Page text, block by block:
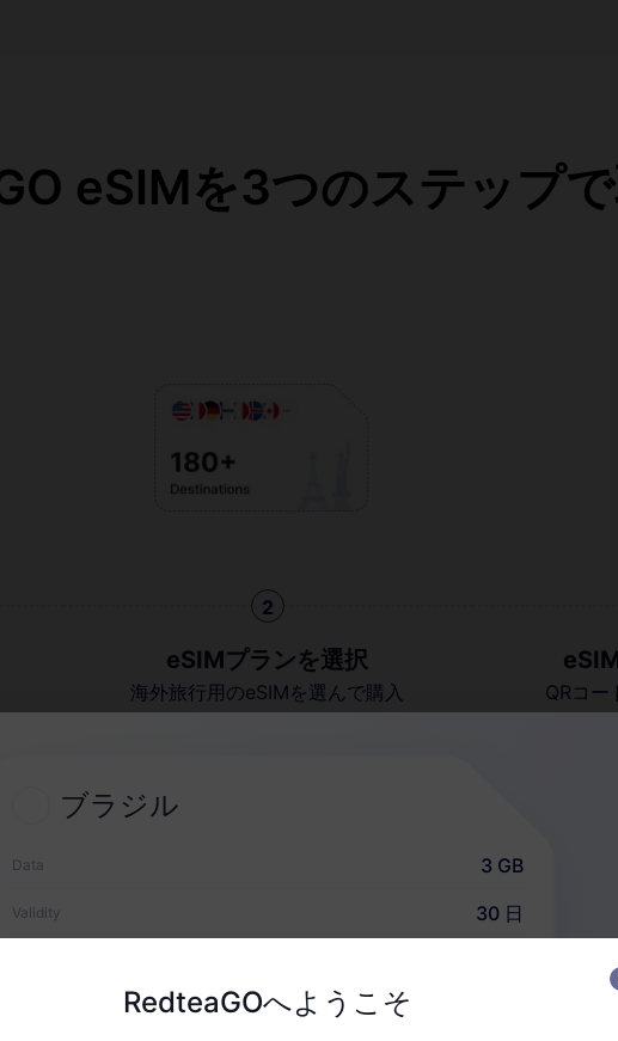
eSIMを3つのステップ
2
eSIMプランを選択
海外旅行用のeSIMを選んで購入
QRコー
をアク
ブラジル
Data 3 GB
Validity 30 日
RedteaGOへようこそ